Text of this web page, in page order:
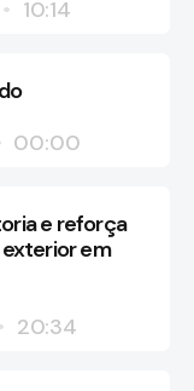
10:14
00:00
e reforça
em
20:34